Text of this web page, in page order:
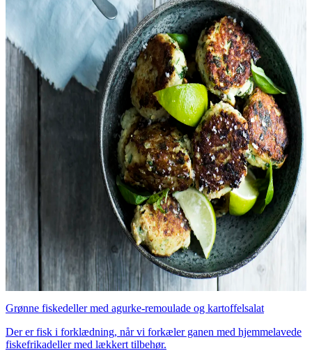
Grønne fiskedeller med agurke-remoulade og kartoffelsalat
Der er fisk i forklædning, når vi forkæler ganen med hjemmelavede
fiskefrikadeller med lækkert tilbehør.